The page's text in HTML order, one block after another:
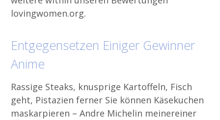
lovingwomen.org.
Entgegensetzen Einiger Gewinner
Anime
Rassige Steaks, knusprige Kartoffeln, Fisch
geht, Pistazien ferner Sie können Käsekuchen
maskarpieren – Andre Michelin meinereiner